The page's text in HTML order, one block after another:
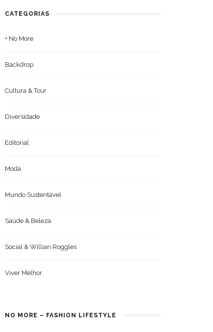
CATEGORIAS
+ No More
Backdrop
Cultura & Tour
Diversidade
Editorial
Moda
Mundo Sustentável
Saúde & Beleza
Social & Willian Roggles
Viver Melhor
NO MORE – FASHION LIFESTYLE